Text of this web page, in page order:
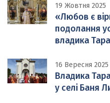
19 Жовтня 2025
«Любов є
подолання
владика
16 Вересня 2025
Владика
у селі Баня